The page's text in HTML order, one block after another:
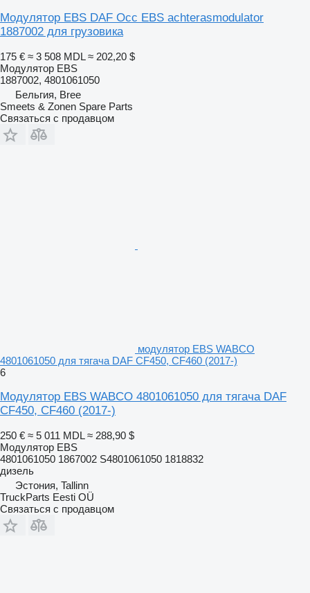
Модулятор EBS DAF Occ EBS achterasmodulator
1887002 для грузовика
175 € ≈ 3 508 MDL ≈ 202,20 $
Модулятор EBS
1887002, 4801061050
Бельгия, Bree
Smeets & Zonen Spare Parts
Связаться с продавцом
модулятор EBS WABCO
4801061050 для тягача DAF CF450, CF460 (2017-)
6
Модулятор EBS WABCO 4801061050 для тягача DAF
CF450, CF460 (2017-)
250 € ≈ 5 011 MDL ≈ 288,90 $
Модулятор EBS
4801061050 1867002 S4801061050 1818832
дизель
Эстония, Tallinn
TruckParts Eesti OÜ
Связаться с продавцом